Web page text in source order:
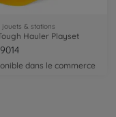
& stations
Hauler Playset
dans le commerce